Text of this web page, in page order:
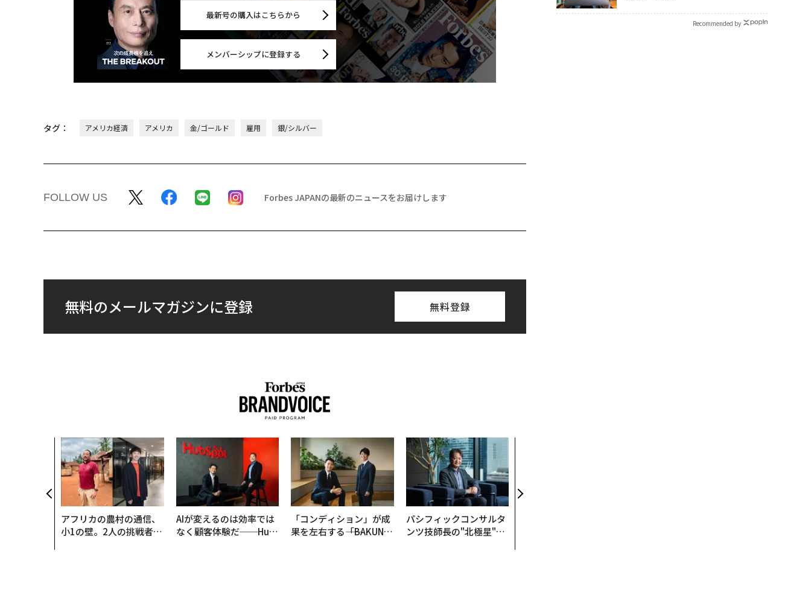
最新号の購入はこちらから
メンバーシップに登録する
タグ： アメリカ経済 アメリカ 金/ゴールド 雇用 銀/シルバー
FOLLOW US Forbes JAPANの最新のニュースをお届けします
無料のメールマガジンに登録 無料登録
アフリカの農村の通信、
小1の壁。2人の挑戦者が
AIが変えるのは効率では
なく顧客体験だ──Hub
「コンディション」が成
果を左右する――「BAKUN
パシフィックコンサルタ
ンツ技師長の"北極星"。
ティブのキャリアに触れ
Recommended by